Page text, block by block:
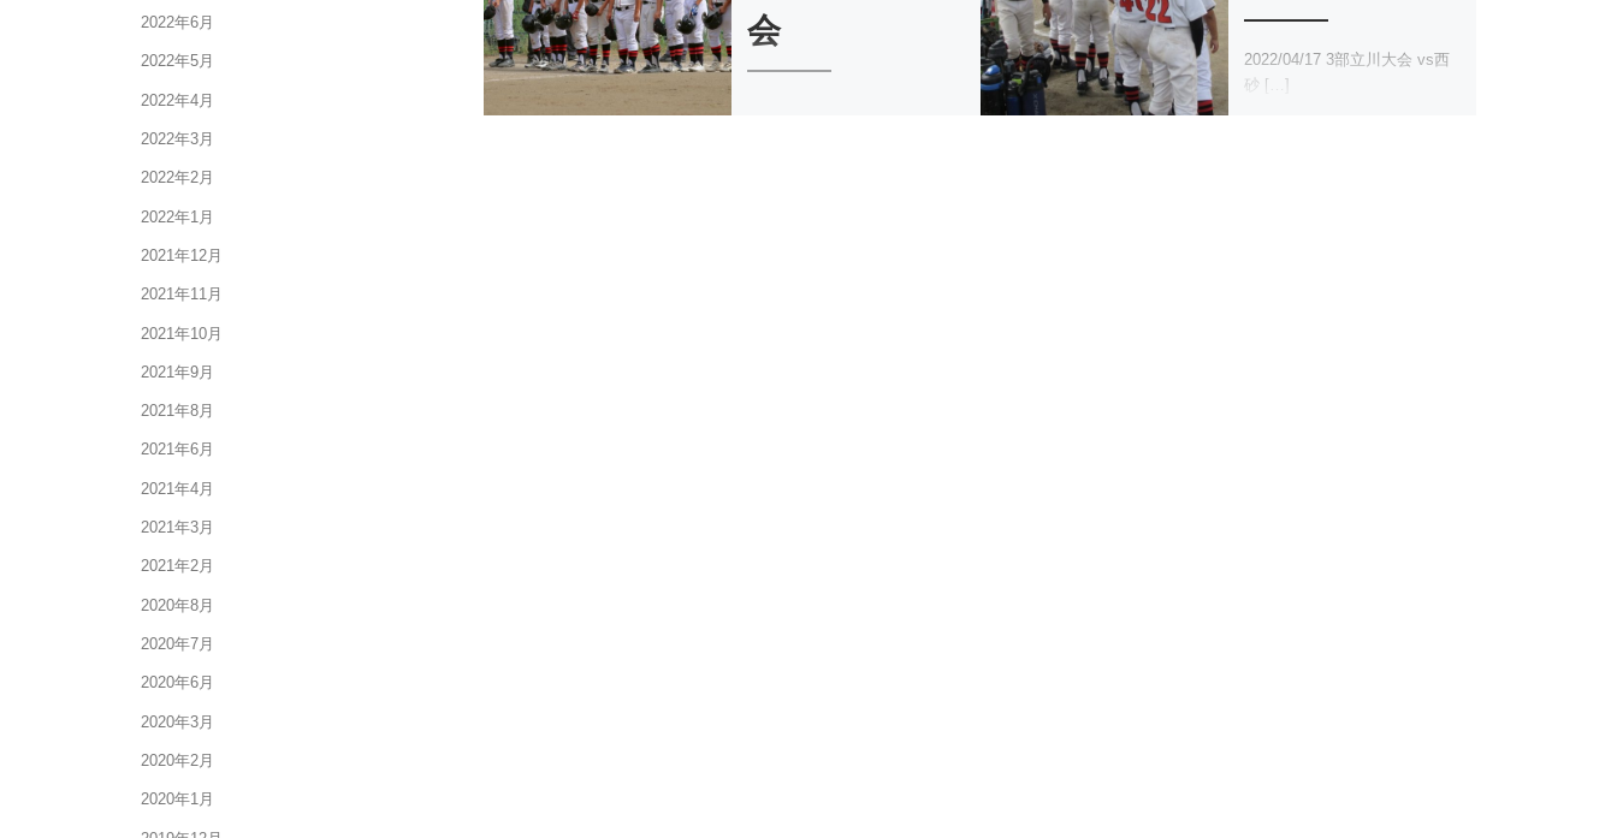
会
2022/04/17 3部立川大会 vs西
砂 […]
2022年6月
2022年5月
2022年4月
2022年3月
2022年2月
2022年1月
2021年12月
2021年11月
2021年10月
2021年9月
2021年8月
2021年6月
2021年4月
2021年3月
2021年2月
2020年8月
2020年7月
2020年6月
2020年3月
2020年2月
2020年1月